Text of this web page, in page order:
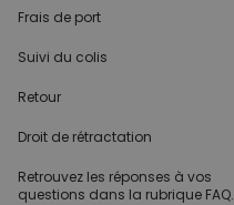
Frais de port
Suivi du colis
Retour
Droit de rétractation
Retrouvez les réponses à vos
questions dans la rubrique FAQ.